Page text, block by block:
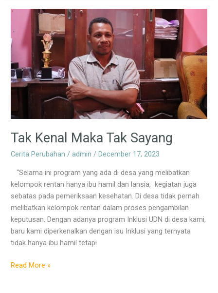
Tak Kenal Maka Tak Sayang
Cerita Perubahan /admin/ December 17, 2023
“Selama ini program yang ada di desa yang melibatkan
kelompok rentan hanya ibu hamil dan lansia, kegiatan juga
sebatas pada pemeriksaan kesehatan. Di desa tidak pernah
melibatkan kelompok rentan dalam proses pengambilan
keputusan. Dengan adanya program Inklusi UDN di desa kami,
baru kami diperkenalkan dengan isu Inklusi yang ternyata
tidak hanya ibu hamil tetapi
Tak
Kenal
Maka
Tak
Sayang
Read More »